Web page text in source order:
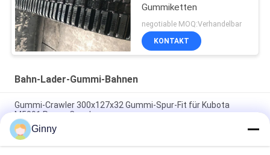
Gummiketten
negotiable MOQ:Verhandelbar
KONTAKT
Bahn-Lader-Gummi-Bahnen
Gummi-Crawler 300x127x32 Gummi-Spur-Fit für Kubota
M5091 Power Crawler
Gummireifen 350 x 52,5 x 104 für Takeuchi Tb035
Bohrmaschine
Ginny